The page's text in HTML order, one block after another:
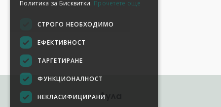
Аула
Политика за Бисквитки. Прочетете още
СТРОГО НЕОБХОДИМО
ЕФЕКТИВНОСТ
ТАРГЕТИРАНЕ
ФУНКЦИОНАЛНОСТ
НЕКЛАСИФИЦИРАНИ